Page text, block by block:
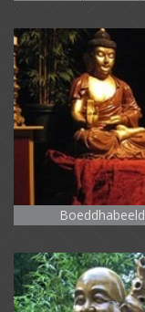
Boeddhabeeld